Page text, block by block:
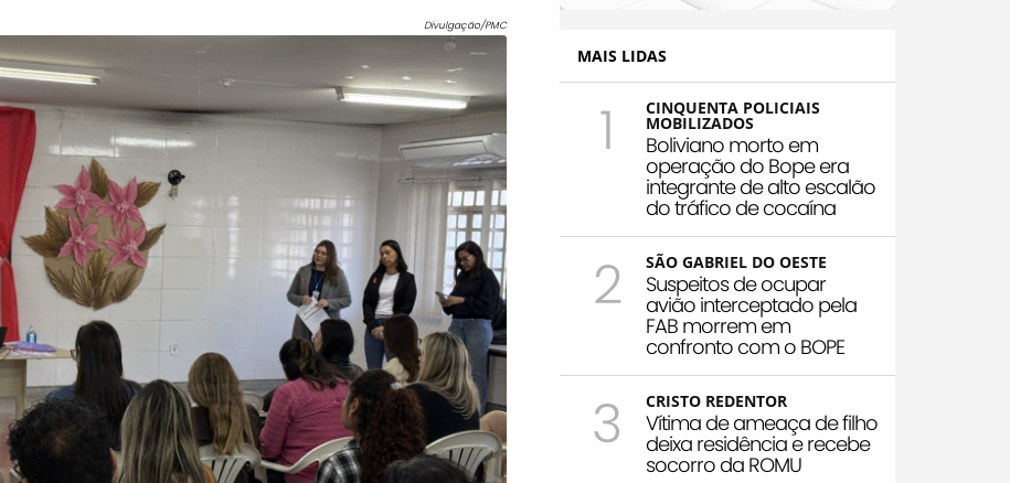
Divulgação/PMC
MAIS LIDAS
1 CINQUENTA POLICIAIS
MOBILIZADOS
Boliviano morto em
operação do Bope era
integrante de alto escalão
do tráfico de cocaína
2 SÃO GABRIEL DO OESTE
Suspeitos de ocupar
avião interceptado pela
FAB morrem em
confronto com o BOPE
3 CRISTO REDENTOR
Vítima de ameaça de filho
deixa residência e recebe
socorro da ROMU